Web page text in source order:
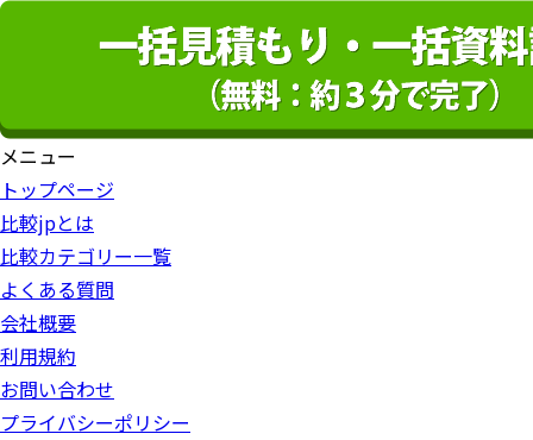
メニュー
トップページ
比較jpとは
比較カテゴリー一覧
よくある質問
会社概要
利用規約
お問い合わせ
プライバシーポリシー